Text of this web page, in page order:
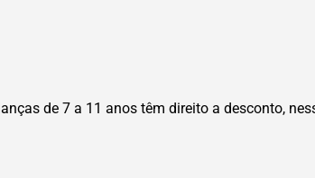
de 7 a 11 anos têm direito a desconto,